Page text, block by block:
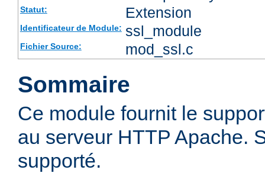
Statut: Extension
Identificateur de Module: ssl_module
Fichier Source: mod_ssl.c
Sommaire
Ce module fournit le
au serveur HTTP Apache.
supporté.